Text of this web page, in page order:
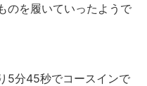
のを履いていったようで
5分45秒でコースインで